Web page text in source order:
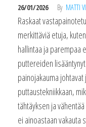
26/01/2026 By MATTI
Raskaat
merkittäviä etuja,
hallintaa ja parempaa
puttereiden
painojakauma
puttaustekniikkaan,
tähtäyksen ja
ei ainoastaan vakauta